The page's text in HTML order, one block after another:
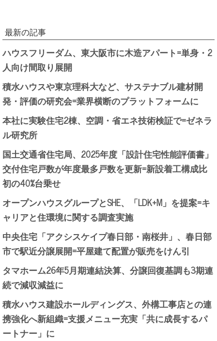
最新の記事
ハウスフリーダム、東大阪市に木造アパート=単身・2
人向け間取り展開
積水ハウスや東京理科大など、サステナブル建材開
発・評価の研究会=業界横断のプラットフォームに
本社に実験住宅2棟、空調・省エネ技術検証で=ゼネラ
ル研究所
国土交通省住宅局、2025年度「設計住宅性能評価書」
交付住宅戸数が年度最多戸数を更新=新設着工構成比
初の40%台乗せ
オープンハウスグループとSHE、「LDK+M」を提案=キ
ャリアと住環境に関する調査実施
中央住宅「アクシスケイプ春日部・南桜井」、春日部
市で駅近分譲展開=平屋建て配置が販売をけん引
タマホーム26年5月期連結決算、分譲回復基調も3期連
続で減収減益に
積水ハウス建設ホールディングス、外構工事店との連
携強化へ新組織=支援メニュー充実「共に成長するパ
ートナー」に